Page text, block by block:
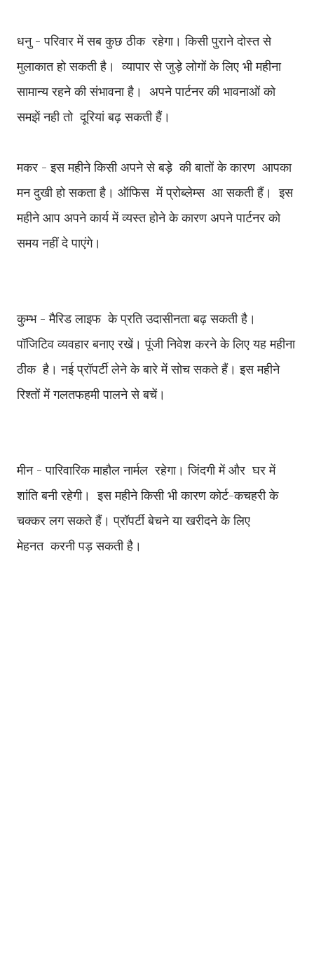
धनु - परिवार में सब कुछ ठीक रहेगा। किसी पुराने दोस्त से
मुलाकात हो सकती है। व्यापार से जुड़े लोगों के लिए भी महीना
सामान्य रहने की संभावना है। अपने पार्टनर की भावनाओं को
समझें नही तो दूरियां बढ़ सकती हैं।
मकर - इस महीने किसी अपने से बड़े की बातों के कारण आपका
मन दुखी हो सकता है। ऑफिस में प्रोब्लेम्स आ सकती हैं। इस
महीने आप अपने कार्य में व्यस्त होने के कारण अपने पार्टनर को
समय नहीं दे पाएंगे।
कुम्भ - मैरिड लाइफ के प्रति उदासीनता बढ़ सकती है।
पॉजिटिव व्यवहार बनाए रखें। पूंजी निवेश करने के लिए यह महीना
ठीक है। नई प्रॉपर्टी लेने के बारे में सोच सकते हैं। इस महीने
रिश्तों में गलतफहमी पालने से बचें।
मीन - पारिवारिक माहौल नार्मल रहेगा। जिंदगी में और घर में
शांति बनी रहेगी। इस महीने किसी भी कारण कोर्ट-कचहरी के
चक्कर लग सकते हैं। प्रॉपर्टी बेचने या खरीदने के लिए
मेहनत करनी पड़ सकती है।